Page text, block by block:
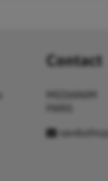
Contact